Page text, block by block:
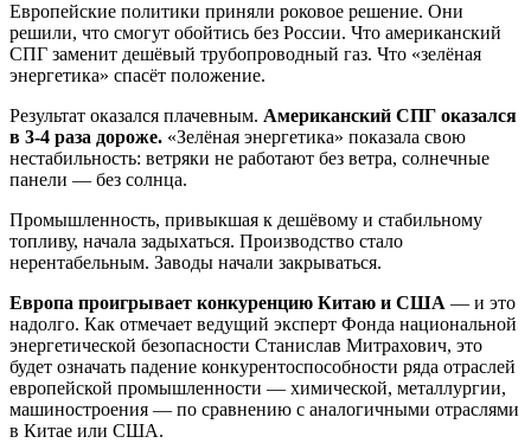
Европейские политики приняли роковое решение. Они
решили, что смогут обойтись без России. Что американский
СПГ заменит дешёвый трубопроводный газ. Что «зелёная
энергетика» спасёт положение.
Результат оказался плачевным. Американский СПГ оказался
в 3-4 раза дороже. «Зелёная энергетика» показала свою
нестабильность: ветряки не работают без ветра, солнечные
панели — без солнца.
Промышленность, привыкшая к дешёвому и стабильному
топливу, начала задыхаться. Производство стало
нерентабельным. Заводы начали закрываться.
Европа проигрывает конкуренцию Китаю и США — и это
надолго. Как отмечает ведущий эксперт Фонда национальной
энергетической безопасности Станислав Митрахович, это
будет означать падение конкурентоспособности ряда отраслей
европейской промышленности — химической, металлургии,
машиностроения — по сравнению с аналогичными отраслями
в Китае или США.